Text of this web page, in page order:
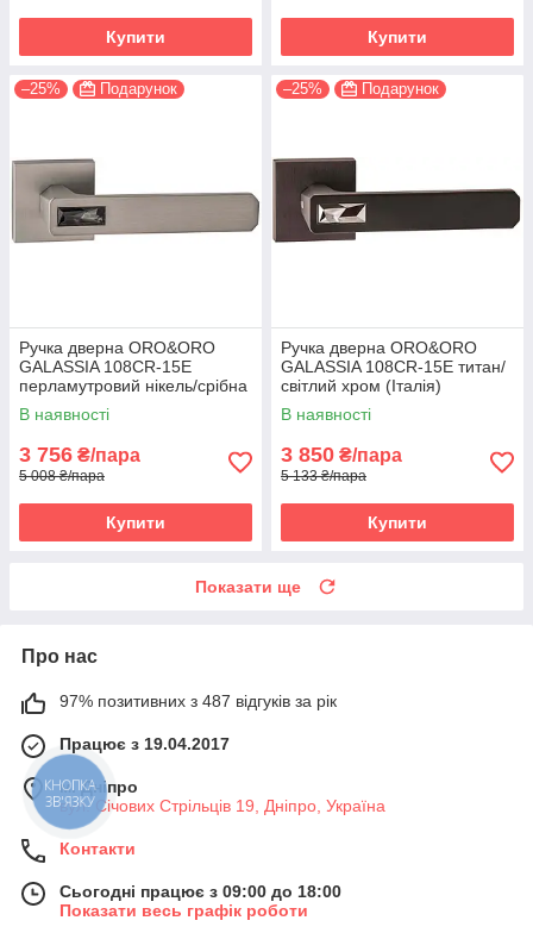
Купити Купити
–25% Подарунок
Ручка дверна ORO&ORO
GALASSIA 108СR-15E
перламутровий нікель/срібна
ніч (Італія)
В наявності
3 756 ₴/пара
5 008 ₴/пара
Купити
–25% Подарунок
Ручка дверна ORO&ORO
GALASSIA 108СR-15E титан/
світлий хром (Італія)
В наявності
3 850 ₴/пара
5 133 ₴/пара
Купити
Показати ще
Про нас
97% позитивних з 487 відгуків за рік
Працює з 19.04.2017
м. Дніпро
вул. Січових Стрільців 19, Дніпро, Україна
Контакти
Сьогодні працює з 09:00 до 18:00
Показати весь графік роботи
КНОПКА
ЗВ'ЯЗКУ